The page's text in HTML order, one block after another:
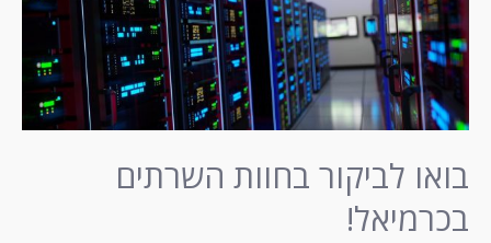
בואו לביקור בחוות השרתים
בכרמיאל!